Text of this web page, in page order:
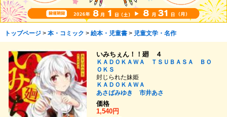
トップページ> 本・コミック > 絵本・児童書> 児童文学・名作
いみちぇん！！廻 ４
ＫＡＤＯＫＡＷＡ ＴＳＵＢＡＳＡ ＢＯ
ＯＫＳ
封じられた妹姫
ＫＡＤＯＫＡＷＡ
あさばみゆき
市井あさ
価格
1,540円